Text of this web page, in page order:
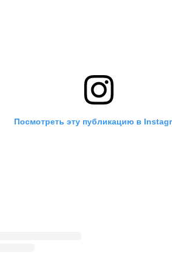
Посмотреть эту публикацию в